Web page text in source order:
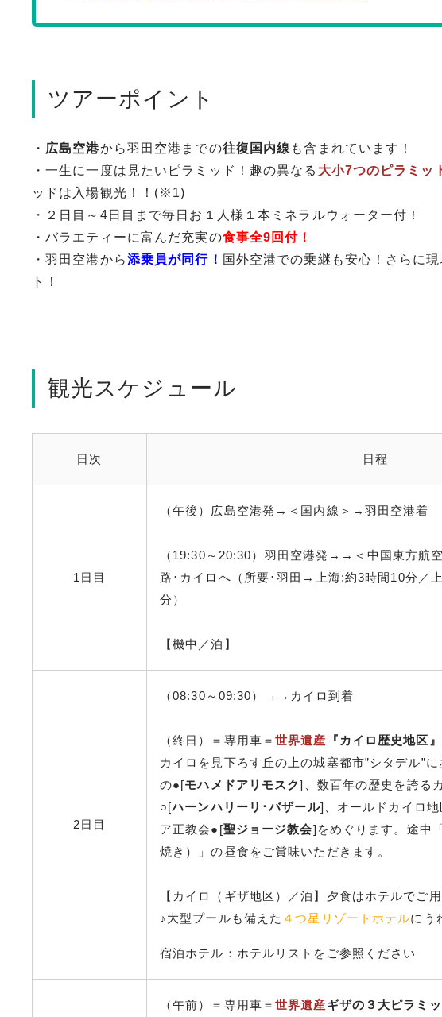
ツアーポイント
・ 広島空港から羽田空港までの往復国内線 も含まれています！
・一生に一度は見たいピラミッド！趣の異なる 大小7つのピラミッ
ッドは入場観光！！(※1)
・２日目～4日目まで毎日お１人様１本ミネラルウォーター付！
・バラエティーに富んだ充実の食事全9回付！
・羽田空港から添乗員が同行！ 国外空港での乗継も安心！さらに
ト！
観光スケジュール
日次 日程
1日目
（午後）広島空港発→＜国内線＞→羽田空港着
（19:30～20:30）羽田空港発→→＜中国東方航
路･カイロへ（所要･羽田→上海:約3時間10分／
分）
【機中／泊】
2日目
（08:30～09:30）→→カイロ到着
（終日）＝専用車＝世界遺産 『カイロ歴史地区』
カイロを見下ろす丘の上の城塞都市”シタデル”
の●[モハメドアリモスク]、数百年の歴史を誇る
○[ハーンハリーリ･バザール]、オールドカイロ
ア正教会●[聖ジョージ教会]をめぐります。途中
焼き）」の昼食をご賞味いただきます。
【カイロ（ギザ地区）／泊】夕食はホテルでご
♪大型プールも備えた ４つ星リゾートホテルにう
宿泊ホテル：ホテルリストをご参照ください
（午前）＝専用車＝世界遺産ギザの３大ピラミ